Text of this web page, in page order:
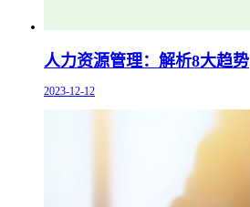
人力资源管理：解析8大趋势
2023-12-12